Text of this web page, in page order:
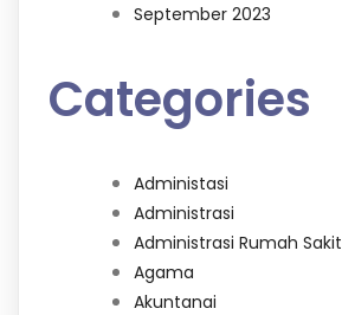
September 2023
Categories
Administasi
Administrasi
Administrasi Rumah Sakit
Agama
Akuntanai